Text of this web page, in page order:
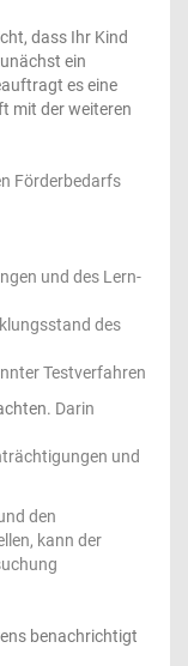
dass Ihr Kind
ein
es eine
mit der weiteren
Förderbedarfs
und des Lern-
des
Testverfahren
Darin
und
den
kann der
benachrichtigt